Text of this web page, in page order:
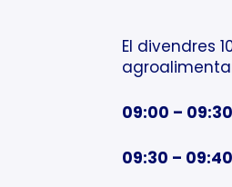
El divendres
09:00 –
09:30 –